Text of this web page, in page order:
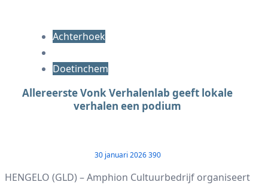
Achterhoek
Doetinchem
Allereerste Vonk Verhalenlab geeft lokale
verhalen een podium
30 januari 2026390
HENGELO (GLD) – Amphion Cultuurbedrijf organiseert